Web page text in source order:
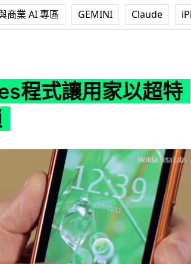
商業 AI 專區 GEMINI Claude
程式讓用家以超特